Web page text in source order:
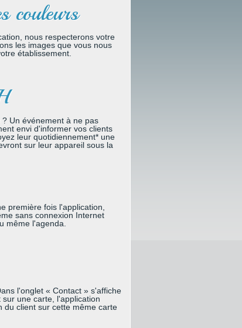
couleurs
nous respecterons votre
les images que vous nous
établissement.
Un événement à ne pas
envi d'informer vos clients
leur quotidiennement* une
sur leur appareil sous la
première fois l'application,
sans connexion Internet
même l'agenda.
l'onglet « Contact » s'affiche
une carte, l'application
du client sur cette même carte